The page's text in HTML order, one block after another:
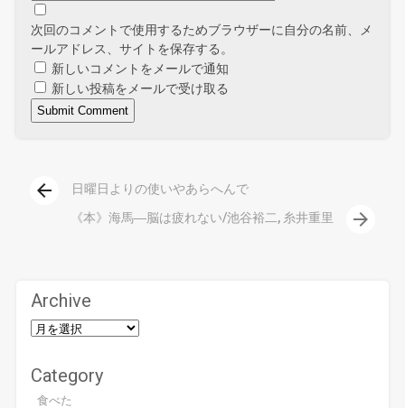
次回のコメントで使用するためブラウザーに自分の名前、メ
ールアドレス、サイトを保存する。
新しいコメントをメールで通知
新しい投稿をメールで受け取る
arrow_back
日曜日よりの使いやあらへんで
《本》海馬―脳は疲れない/池谷裕二, 糸井重里
arrow_forward
Archive
Category
食べた